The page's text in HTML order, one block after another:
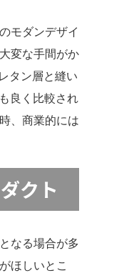
モダンデザイ
変な手間がか
タン層と縫い
良く比較され
、商業的には
クト
なる場合が多
ほしいとこ